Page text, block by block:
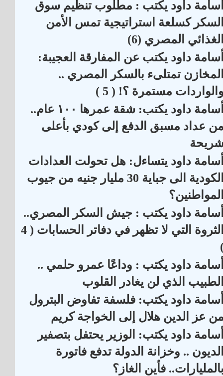
داود يكتب : مطلوب تنظيم سوق
كسلعة استراتيجية تمس الأمن
المصري (6)
داود يكتب عن المفارقة العجيبة:
تمتلىء بالسكر المصري ..
مستمرة ؟! ( 5 )
أسامة داود يكتب: شقة عمرها ١٠٠ عام..
عداد مسبق الدفع إلى كودي بأعلى
داود يتساءل: هل تحولت العدادات
الكودية الى جباية 30 مليار جنيه من جيوب
داود يكتب : جيش السكر المصري..
الثروة التي لا تظهر في دفاتر الحسابات ( 4
داود يكتب : وداعًا عمرو حلمي ..
الذي لن يغادر القلوب
داود يكتب: فلسفة تفاوض البترول
عز الدين هلال إلى الخواجة كريم
داود يكتب: الوزير يحتفل بتصفير
.. وخزانة الدولة تدفع فاتورة
فأين الغاز؟